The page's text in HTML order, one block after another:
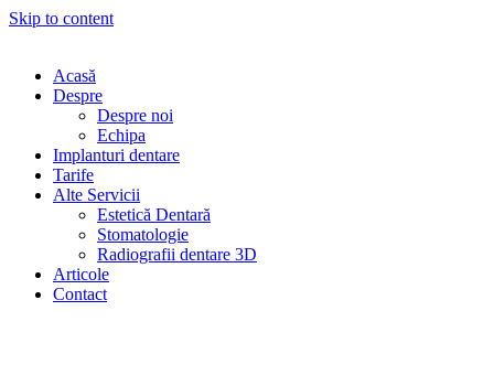
Skip to content
Acasă
Despre
Despre noi
Echipa
Implanturi dentare
Tarife
Alte Servicii
Estetică Dentară
Stomatologie
Radiografii dentare 3D
Articole
Contact